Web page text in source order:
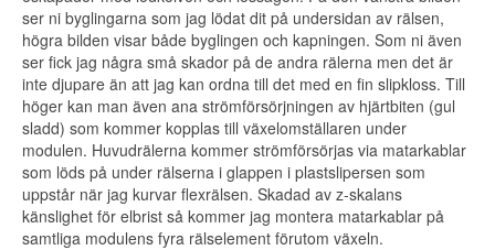
ser ni byglingarna som jag lödat dit på undersidan av rälsen,
högra bilden visar både byglingen och kapningen. Som ni även
ser fick jag några små skador på de andra rälerna men det är
inte djupare än att jag kan ordna till det med en fin slipkloss. Till
höger kan man även ana strömförsörjningen av hjärtbiten (gul
sladd) som kommer kopplas till växelomställaren under
modulen. Huvudrälerna kommer strömförsörjas via matarkablar
som löds på under rälserna i glappen i plastslipersen som
uppstår när jag kurvar flexrälsen. Skadad av z-skalans
känslighet för elbrist så kommer jag montera matarkablar på
samtliga modulens fyra rälselement förutom växeln.